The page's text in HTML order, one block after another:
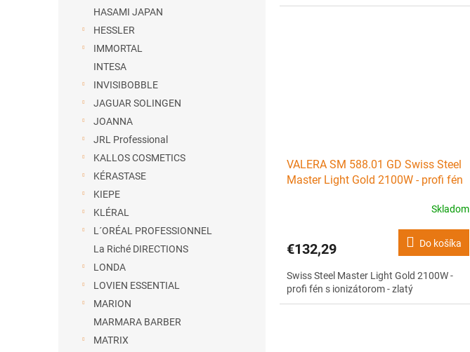
HASAMI JAPAN
HESSLER
IMMORTAL
INTESA
INVISIBOBBLE
JAGUAR SOLINGEN
JOANNA
JRL Professional
KALLOS COSMETICS
KÉRASTASE
KIEPE
KLÉRAL
L´ORÉAL PROFESSIONNEL
La Riché DIRECTIONS
LONDA
LOVIEN ESSENTIAL
MARION
MARMARA BARBER
MATRIX
VALERA SM 588.01 GD Swiss Steel
Master Light Gold 2100W - profi fén
Skladom
€132,29 Do košíka
Swiss Steel Master Light Gold 2100W -
profi fén s ionizátorom - zlatý